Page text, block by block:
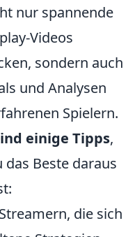
nur spannende
Videos
sondern auch
und Analysen
Spielern.
einige Tipps,
das Beste daraus
die sich